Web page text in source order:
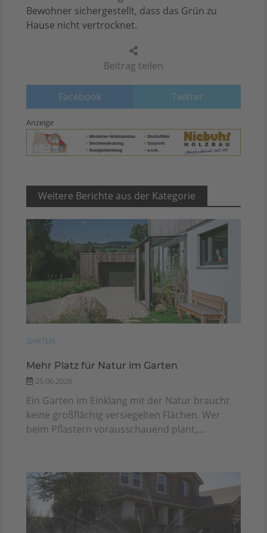
Beitrag teilen
Facebook Twitter
Bewohner sichergestellt, dass das Grün zu
Hause nicht vertrocknet.
Anzeige
Weitere Berichte aus der Kategorie
GARTEN
Mehr Platz für Natur im Garten
25.06.2026
Ein Garten im Einklang mit der Natur braucht
keine großflächig versiegelten Flächen. Wer
beim Pflastern vorausschauend plant,...